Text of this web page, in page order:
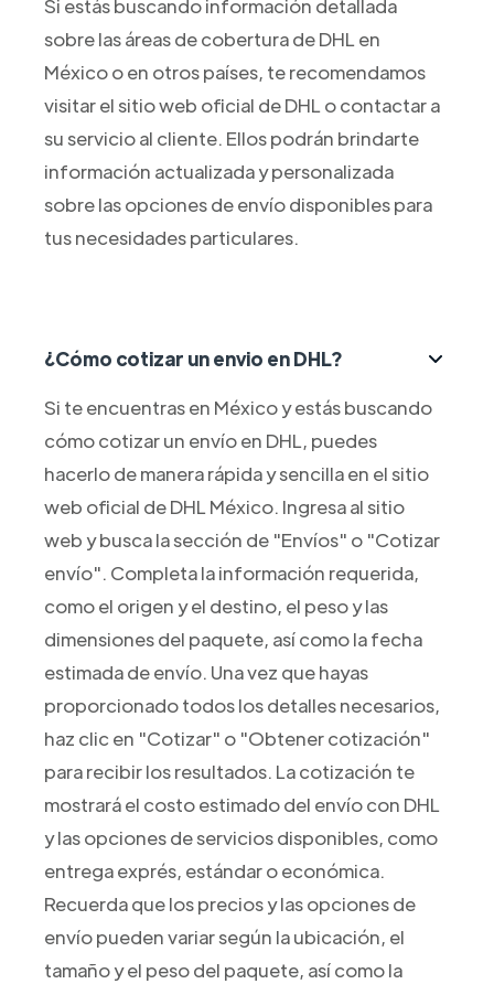
Si estás buscando información detallada
sobre las áreas de cobertura de DHL en
México o en otros países, te recomendamos
visitar el sitio web oficial de DHL o contactar a
su servicio al cliente. Ellos podrán brindarte
información actualizada y personalizada
sobre las opciones de envío disponibles para
tus necesidades particulares.
¿Cómo cotizar un envio en DHL?
Si te encuentras en México y estás buscando
cómo cotizar un envío en DHL, puedes
hacerlo de manera rápida y sencilla en el sitio
web oficial de DHL México. Ingresa al sitio
web y busca la sección de "Envíos" o "Cotizar
envío". Completa la información requerida,
como el origen y el destino, el peso y las
dimensiones del paquete, así como la fecha
estimada de envío. Una vez que hayas
proporcionado todos los detalles necesarios,
haz clic en "Cotizar" o "Obtener cotización"
para recibir los resultados. La cotización te
mostrará el costo estimado del envío con DHL
y las opciones de servicios disponibles, como
entrega exprés, estándar o económica.
Recuerda que los precios y las opciones de
envío pueden variar según la ubicación, el
tamaño y el peso del paquete, así como la